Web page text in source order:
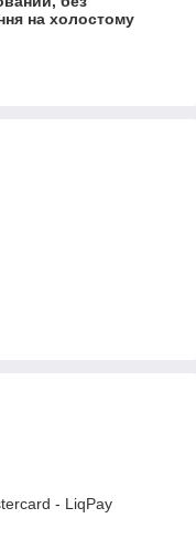
на холостому
- LiqPay